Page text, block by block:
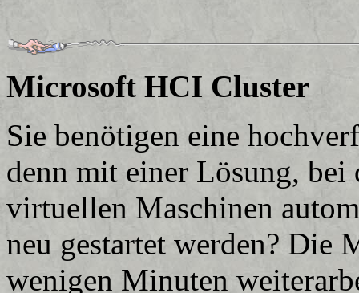
Microsoft HCI Cluster
Sie benötigen eine
denn mit einer Lösung, bei
virtuellen Maschinen
neu gestartet werden? Die
wenigen Minuten